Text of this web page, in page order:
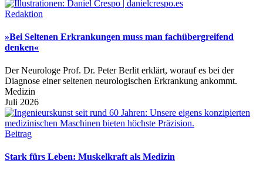
Redaktion
»Bei Seltenen Erkrankungen muss man fachübergreifend
denken«
Der Neurologe Prof. Dr. Peter Berlit erklärt, worauf es bei der
Diagnose einer seltenen neurologischen Erkrankung ankommt.
Medizin
Juli 2026
Beitrag
Stark fürs Leben: Muskelkraft als Medizin